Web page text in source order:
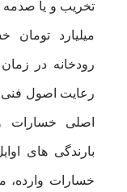
تخریب و یا صدمه
میلیارد
رودخانه در
رعایت اصول فنی
اصلی خسارات
بارندگی های
خسارات وارده،